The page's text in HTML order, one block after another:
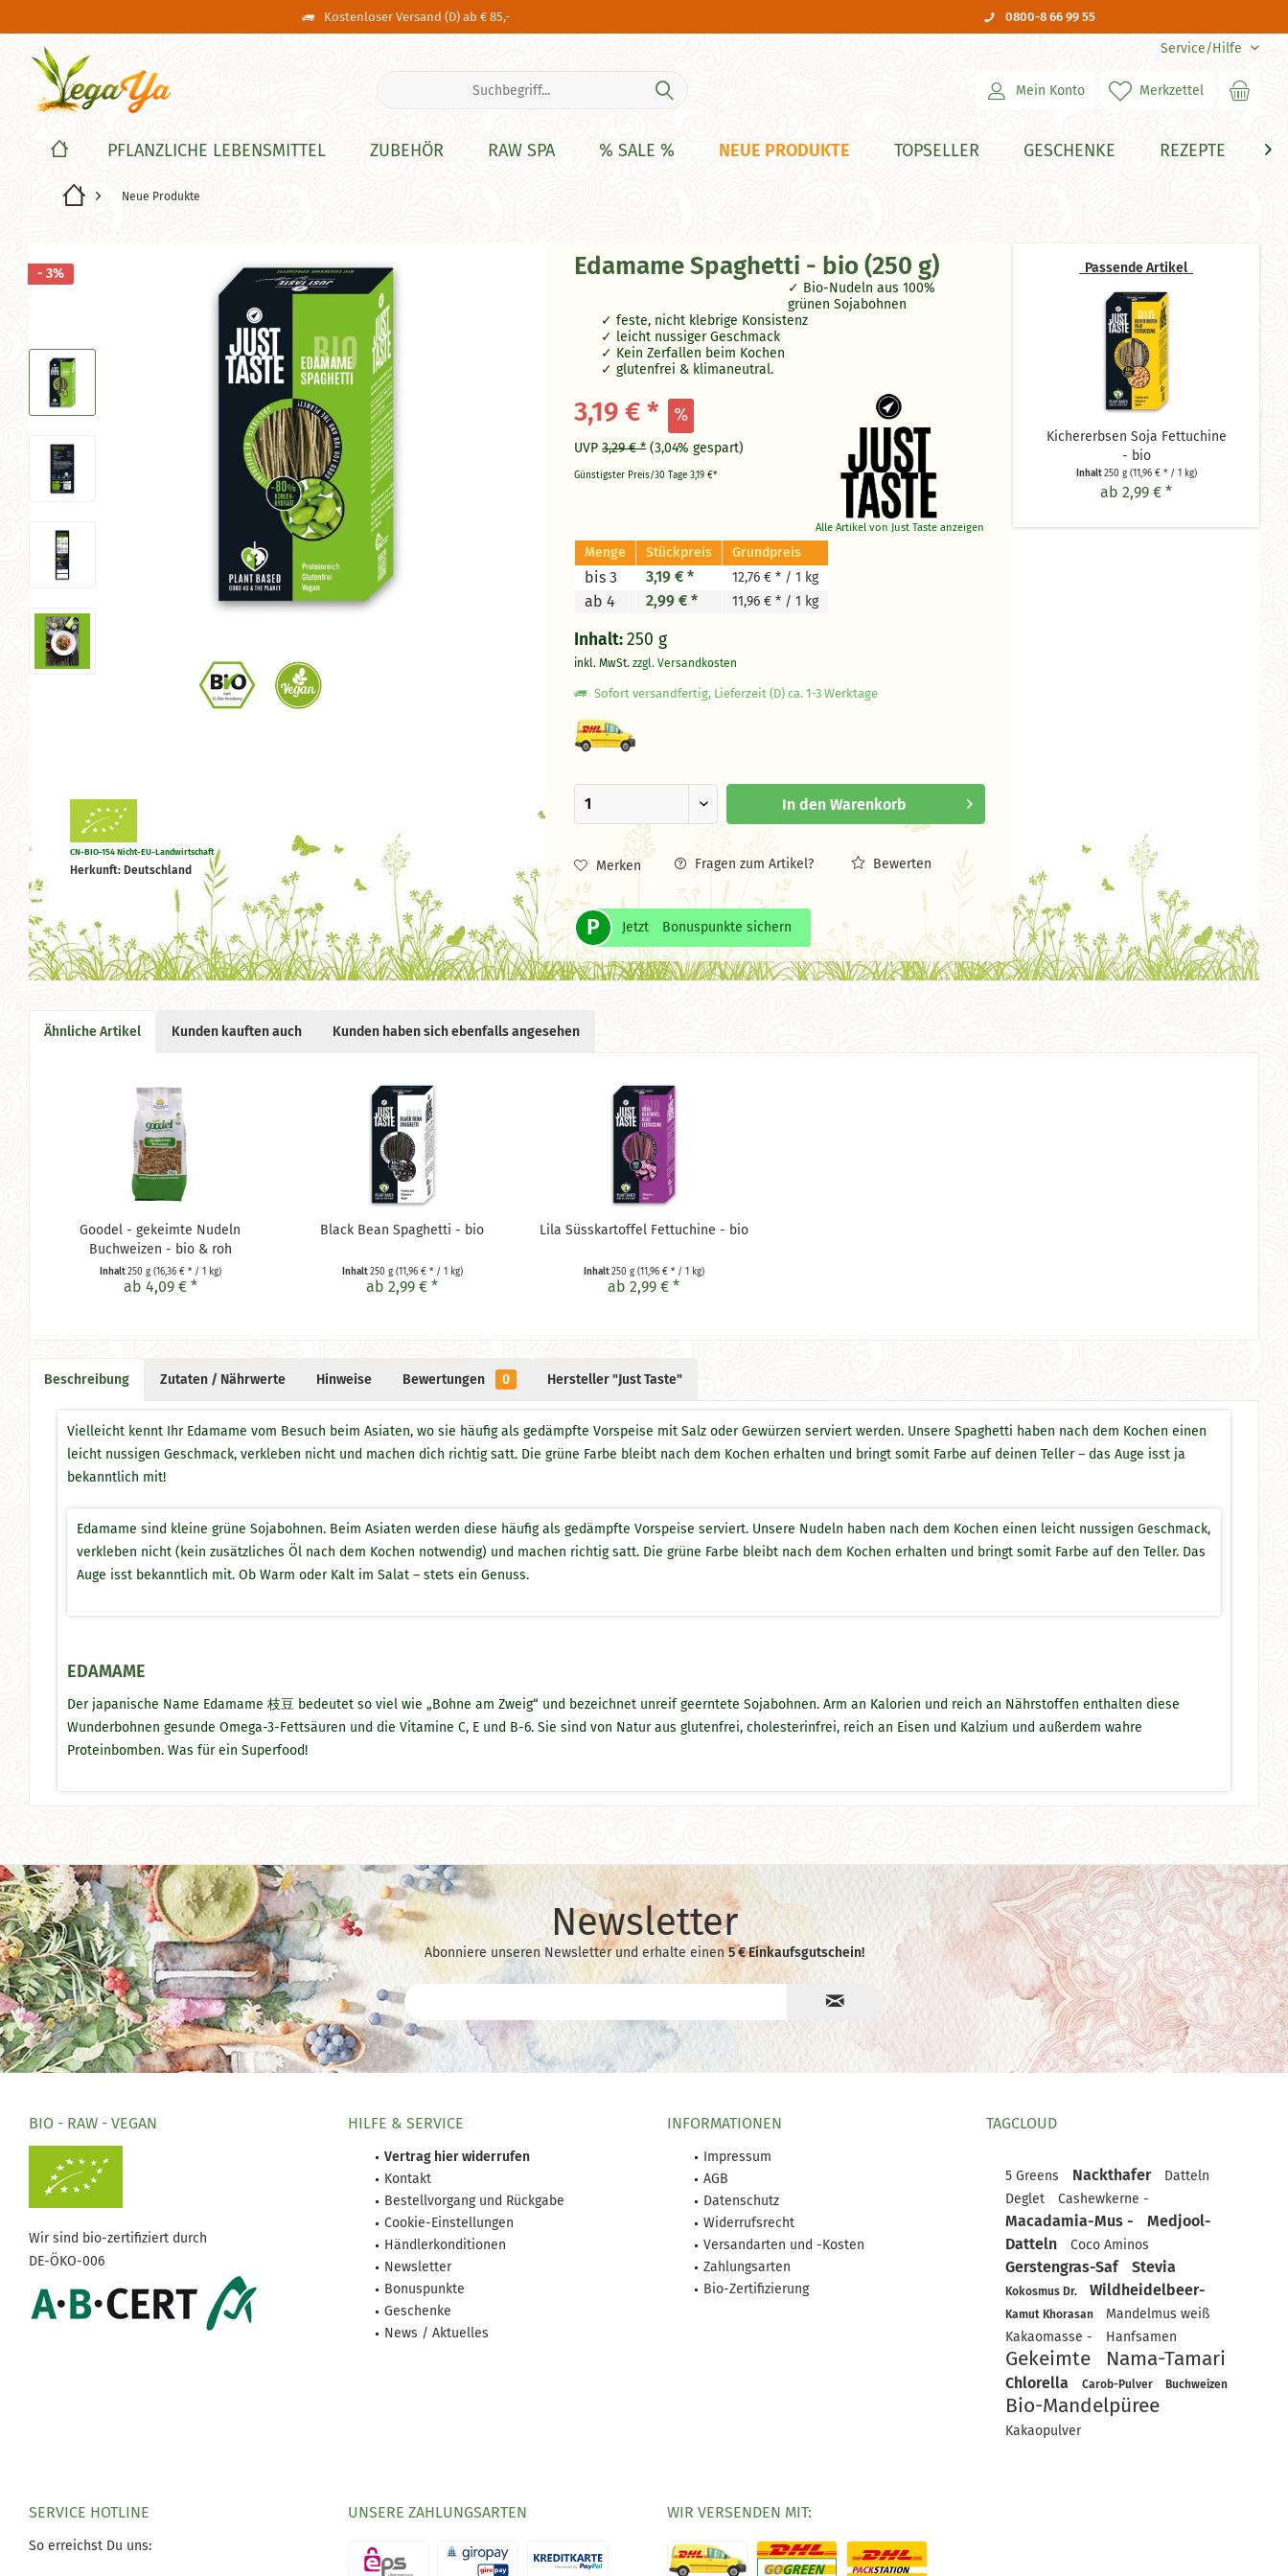
Kostenloser Versand (D) ab € 85,- 0800-8 66 99 55
Service/Hilfe
Merkzettel
Mein Konto
PFLANZLICHE LEBENSMITTEL ZUBEHÖR RAW SPA % SALE % NEUE PRODUKTE TOPSELLER GESCHENKE REZEPTE 
Neue Produkte
- 3%
CN-BIO-154 Nicht-EU-Landwirtschaft
Herkunft: Deutschland
Edamame Spaghetti - bio (250 g)
Bio-Nudeln aus 100%
grünen Sojabohnen
feste, nicht klebrige Konsistenz
leicht nussiger Geschmack
Kein Zerfallen beim Kochen
glutenfrei & klimaneutral.
Alle Artikel von Just Taste anzeigen
3,19 € *
UVP3,29 € * (3,04% gespart)
Günstigster Preis/30 Tage3,19 €*
Menge Stückpreis Grundpreis
bis 3 3,19 € * 12,76 € * / 1 kg
ab 4 2,99 € * 11,96 € * / 1 kg
Inhalt:250 g
inkl. MwSt.zzgl. Versandkosten
Sofort versandfertig, Lieferzeit (D) ca. 1-3 Werktage
In den Warenkorb
Merken Fragen zum Artikel? Bewerten
P Jetzt Bonuspunkte sichern
Passende Artikel
Kichererbsen Soja Fettuchine
- bio
Inhalt250 g (11,96 € * / 1 kg)
ab 2,99 € *
Ähnliche Artikel Kunden kauften auch Kunden haben sich ebenfalls angesehen
Goodel - gekeimte Nudeln
Buchweizen - bio & roh
Inhalt250 g (16,36 € * / 1 kg)
ab 4,09 € *
Black Bean Spaghetti - bio
Inhalt250 g (11,96 € * / 1 kg)
ab 2,99 € *
Lila Süsskartoffel Fettuchine - bio
Inhalt250 g (11,96 € * / 1 kg)
ab 2,99 € *
Beschreibung Zutaten / Nährwerte Hinweise Bewertungen 0 Hersteller "Just Taste"
Vielleicht kennt Ihr Edamame vom Besuch beim Asiaten, wo sie häufig als gedämpfte Vorspeise mit Salz oder Gewürzen serviert werden. Unsere Spaghetti haben nach dem Kochen einen
leicht nussigen Geschmack, verkleben nicht und machen dich richtig satt. Die grüne Farbe bleibt nach dem Kochen erhalten und bringt somit Farbe auf deinen Teller – das Auge isst ja
bekanntlich mit!
Edamame sind kleine grüne Sojabohnen. Beim Asiaten werden diese häufig als gedämpfte Vorspeise serviert. Unsere Nudeln haben nach dem Kochen einen leicht nussigen Geschmack,
verkleben nicht (kein zusätzliches Öl nach dem Kochen notwendig) und machen richtig satt. Die grüne Farbe bleibt nach dem Kochen erhalten und bringt somit Farbe auf den Teller. Das
Auge isst bekanntlich mit. Ob Warm oder Kalt im Salat – stets ein Genuss.
EDAMAME
Der japanische Name Edamame 枝豆 bedeutet so viel wie „Bohne am Zweig“ und bezeichnet unreif geerntete Sojabohnen. Arm an Kalorien und reich an Nährstoffen enthalten diese
Wunderbohnen gesunde Omega-3-Fettsäuren und die Vitamine C, E und B-6. Sie sind von Natur aus glutenfrei, cholesterinfrei, reich an Eisen und Kalzium und außerdem wahre
Proteinbomben. Was für ein Superfood!
Newsletter
Abonniere unseren Newsletter und erhalte einen5 € Einkaufsgutschein!
BIO - RAW - VEGAN
Wir sind bio-zertifiziert durch
DE-ÖKO-006
HILFE & SERVICE
Vertrag hier widerrufen
Kontakt
Bestellvorgang und Rückgabe
Cookie-Einstellungen
Händlerkonditionen
Newsletter
Bonuspunkte
Geschenke
News / Aktuelles
INFORMATIONEN
Impressum
AGB
Datenschutz
Widerrufsrecht
Versandarten und -Kosten
Zahlungsarten
Bio-Zertifizierung
TAGCLOUD
5 Greens Nackthafer
Datteln
Deglet
Cashewkerne -
Macadamia-Mus -
Medjool-
Datteln
Coco Aminos
Gerstengras-Saf Stevia
Kokosmus Dr. Wildheidelbeer-
Kamut Khorasan
Mandelmus weiß
Kakaomasse -
Hanfsamen
Gekeimte Nama-Tamari
Chlorella Carob-Pulver Buchweizen
Bio-Mandelpüree
Kakaopulver
SERVICE HOTLINE
So erreichst Du uns:
UNSERE ZAHLUNGSARTEN WIR VERSENDEN MIT: